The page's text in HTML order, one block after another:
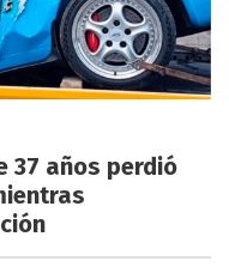
37 años perdió